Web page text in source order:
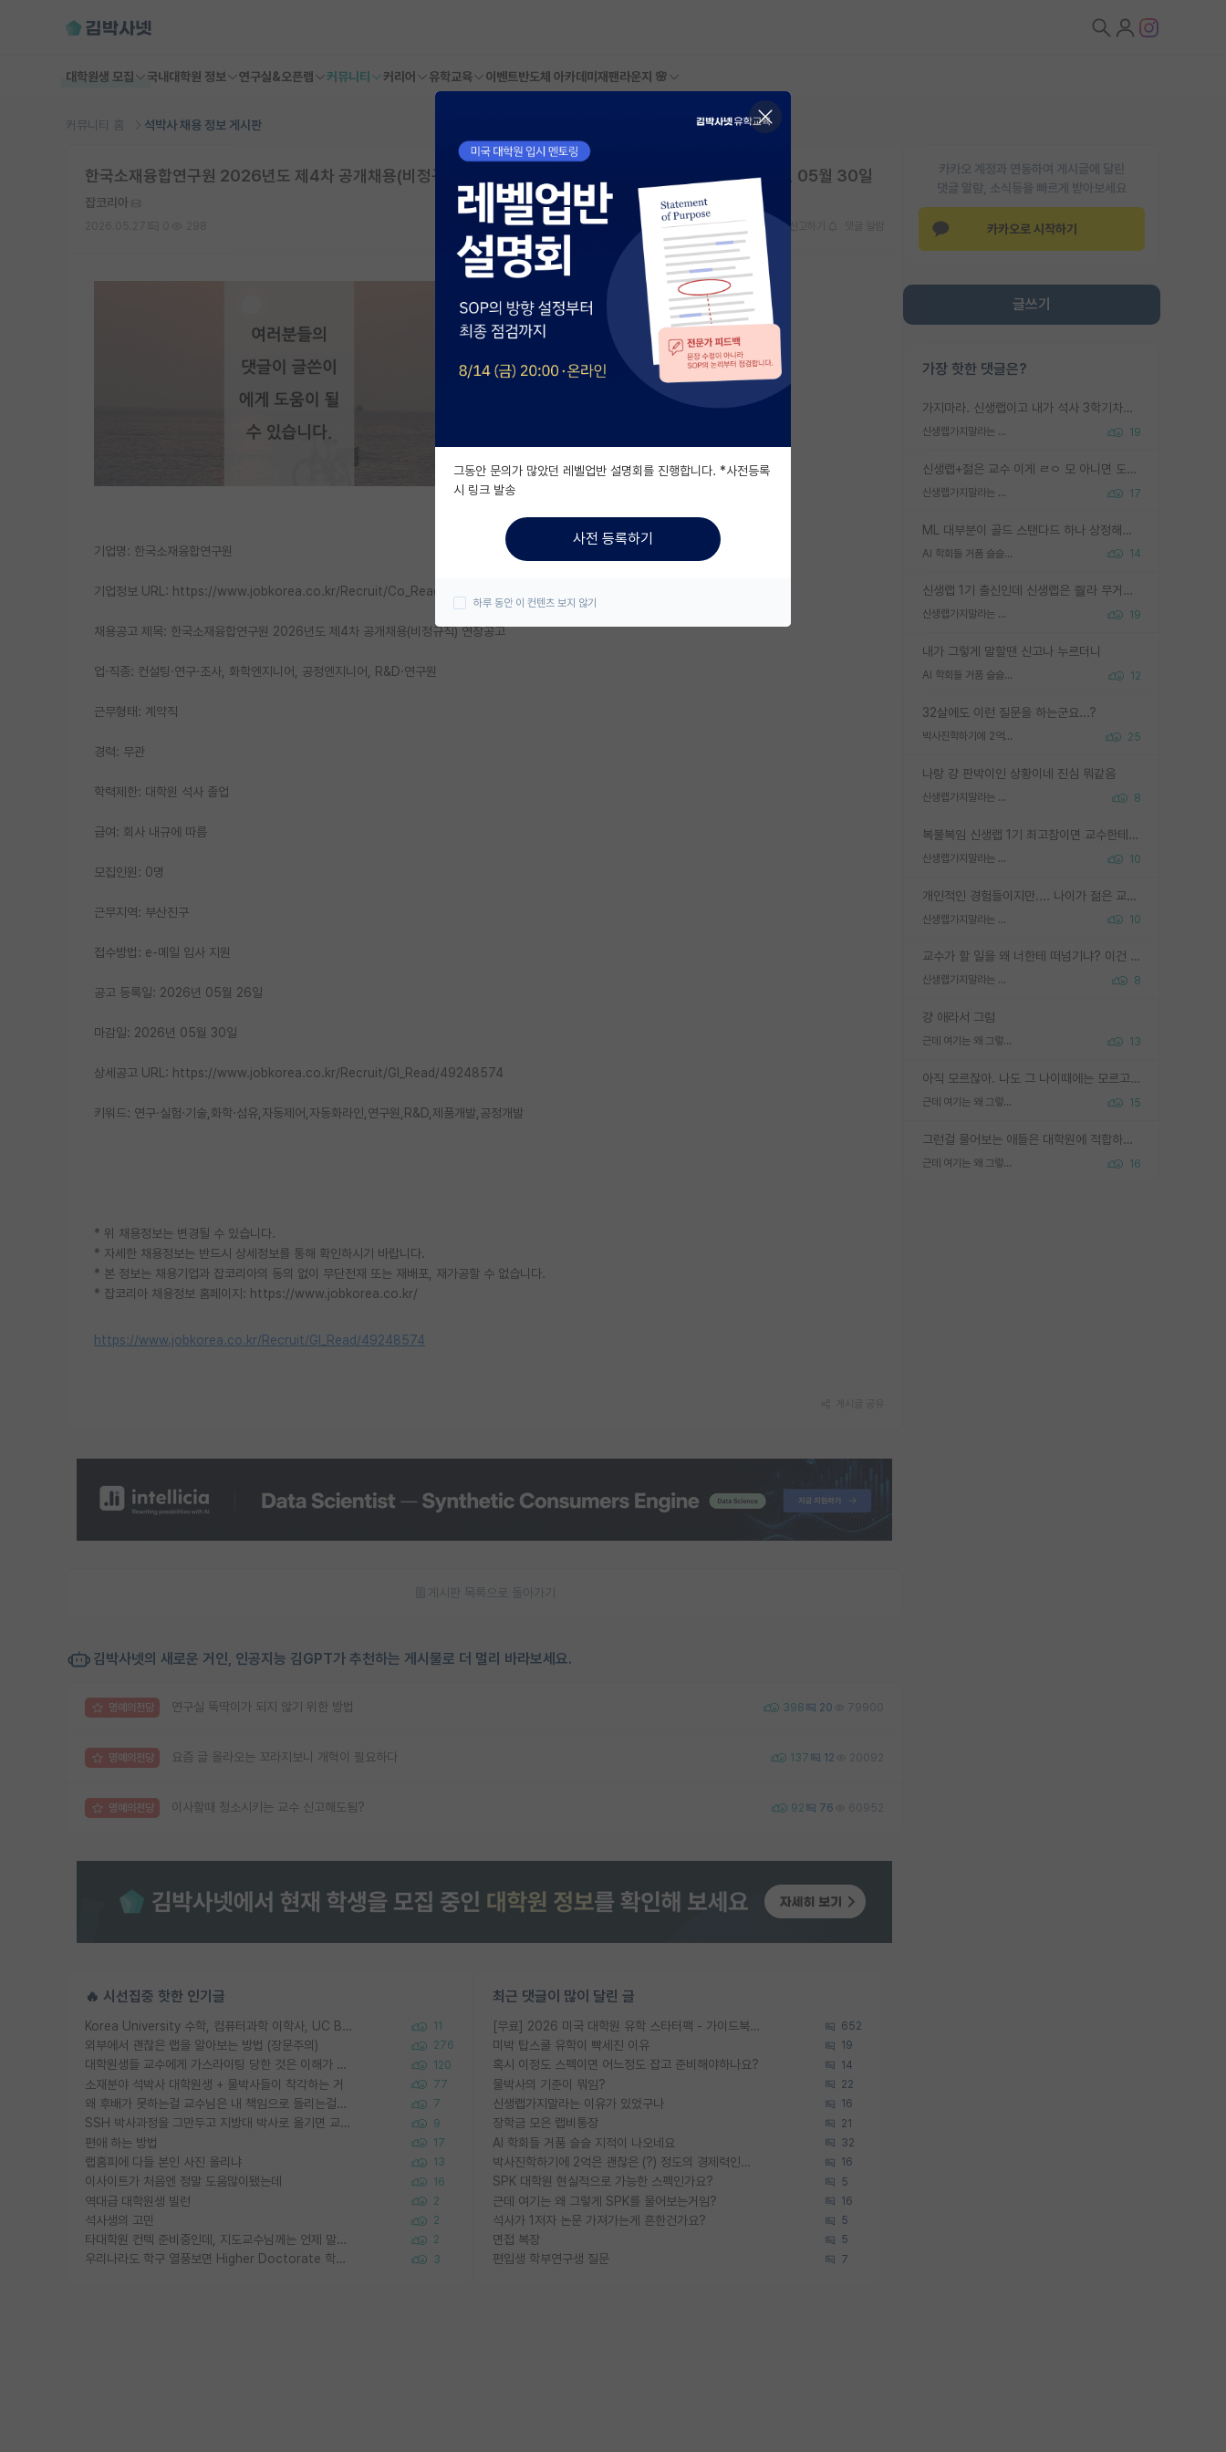
대학원생 모집 국내대학원 정보 연구실&오픈랩 커뮤니티 커리어 유학교육 이벤트반도체 아카데미 재팬라운지 🌸
커뮤니티 홈 석박사 채용 정보 게시판
카카오 계정과 연동하여 게시글에 달린
댓글 알람, 소식등을 빠르게 받아보세요
카카오로 시작하기
글쓰기
가장 핫한 댓글은?
가지마라. 신생랩이고 내가 석사 3학기차인데 최고참인데 나도 아무것도 모르는데 교수가 후배들 왜 논문 교육 안시키냐. 논문 왜 안 써오냐 닦달한다
신생랩가지말라는 이유가 있었구나 19
신생랩+젊은 교수 이게 ㄹㅇ 모 아니면 도인듯.
신생랩가지말라는 이유가 있었구나 17
ML 대부분이 골드 스탠다드 하나 상정해놓고 (벤치마크 데이터셋이 여러 개면 여러 개 상정) 그거 얼마나 잘 맞추나 싸움임 가끔 번뜩이는 설계 철학을 보여주는 논문들도 있지만 대부분 그거 성적 얼마나 더 올리느라에 혈안이 되어 있는 측면이 잇음
AI 학회들 거품 슬슬 지적이 나오네요 14
신생랩 1기 출신인데 신생랩은 줠라 무거운 바벨 같은거임. 들면 대박인데 못들면 깔려 죽음. 아무도 알려주지 않는 환경에서 자생해야하지만, 일단 살아남았다면 그 어떤 사람보다 악착같고 생존력 높은 사람으로 거듭날 수 있음
신생랩가지말라는 이유가 있었구나 19
내가 그렇게 말할땐 신고나 누르더니
AI 학회들 거품 슬슬 지적이 나오네요 12
32살에도 이런 질문을 하는군요...?
박사진학하기에 2억은 괜찮은 (?) 정도의 경제력인가요 25
나랑 걍 판박이인 상황이네 진심 뭐같음
신생랩가지말라는 이유가 있었구나 8
복불복임 신생랩 1기 최고참이면 교수한테 직접 지도받는 시간이 매우 많음 제대로 된 교수라면 말이지 그게 아니라면 그냥 넌 해방 불가능한 노예 1호에 감점쓰레기통이 되는거고
신생랩가지말라는 이유가 있었구나 10
개인적인 경험들이지만.... 나이가 젊은 교수일수록 꼰대라는 가면을 쓴 채로 무례함을 행동하는 경우가 거의 90% 정도였음. 나이가 어린데 다른 또래들과 달리 명예, 권력, 재력까지 얻었으니 세상 다 가진 기분이겠지. 오히러 나이 든 교수들이 행동과 말을 더 조심하시더라.
신생랩가지말라는 이유가 있었구나 10
교수가 할 일을 왜 너한테 떠넘기냐? 이건 교수가 제대로 잘 알지 못하는 경우일텐데...
신생랩가지말라는 이유가 있었구나 8
걍 애라서 그럼
근데 여기는 왜 그렇게 SPK를 물어보는거임? 13
아직 모르잖아. 나도 그 나이때에는 모르고 평가 받고 안심하고 싶었어.
근데 여기는 왜 그렇게 SPK를 물어보는거임? 15
그런걸 물어보는 애들은 대학원에 적합하지 않다
근데 여기는 왜 그렇게 SPK를 물어보는거임? 16
한국소재융합연구원 2026년도 제4차 공개채용(비정규직) 연장공고 | 한국소재융합연구원 | 마감일: 2026년 05월 30일
잡코리아
스크랩 신고하기
기업명: 한국소재융합연구원
기업정보 URL: https://www.jobkorea.co.kr/Recruit/Co_Read/C/footwear
채용공고 제목: 한국소재융합연구원 2026년도 제4차 공개채용(비정규직) 연장공고
업·직종: 컨설팅·연구·조사, 화학엔지니어, 공정엔지니어, R&D·연구원
근무형태: 계약직
경력: 무관
학력제한: 대학원 석사 졸업
급여: 회사 내규에 따름
모집인원: 0명
근무지역: 부산진구
접수방법: e-메일 입사 지원
공고 등록일: 2026년 05월 26일
마감일: 2026년 05월 30일
상세공고 URL: https://www.jobkorea.co.kr/Recruit/GI_Read/49248574
키워드: 연구·실험·기술,화학·섬유,자동제어,자동화라인,연구원,R&D,제품개발,공정개발
* 위 채용정보는 변경될 수 있습니다.
* 자세한 채용정보는 반드시 상세정보를 통해 확인하시기 바랍니다.
* 본 정보는 채용기업과 잡코리아의 동의 없이 무단전재 또는 재배포, 재가공할 수 없습니다.
* 잡코리아 채용정보 홈페이지: https://www.jobkorea.co.kr/
https://www.jobkorea.co.kr/Recruit/GI_Read/49248574
게시판 목록으로 돌아가기
김박사넷의 새로운 거인, 인공지능 김GPT가 추천하는 게시물로 더 멀리 바라보세요.
명예의전당 연구실 뚝딱이가 되지 않기 위한 방법 398 20 79900
명예의전당 요즘 글 올라오는 꼬라지보니 개혁이 필요하다 137 12 20092
명예의전당 이사할때 청소시키는 교수 신고해도됨? 92 76 60952
🔥 시선집중 핫한 인기글
Korea University 수학, 컴퓨터과학 이학사, UC Berkeley 산업공학 대학원 공학박사가 되는 것은 쉽지 않겠죠? 11
외부에서 괜찮은 랩을 알아보는 방법 (장문주의) 276
대학원생들 교수에게 가스라이팅 당한 것은 이해가 갑니다. 안타깝네요. 120
소재분야 석박사 대학원생 + 물박사들이 착각하는 거 77
왜 후배가 못하는걸 교수님은 내 책임으로 돌리는걸까요? 7
SSH 박사과정을 그만두고 지방대 박사로 옮기면 교수의 꿈은 끝일까요? 9
편애 하는 방법 17
랩홈피에 다들 본인 사진 올리냐 13
이사이트가 처음엔 정말 도움많이됐는데 16
역대급 대학원생 빌런 2
석사생의 고민 2
타대학원 컨텍 준비중인데, 지도교수님께는 언제 말씀드려야 할까요? 2
우리나라도 학구 열풍보면 Higher Doctorate 학위가 필요하다고 봅니다. 3
최근 댓글이 많이 달린 글
[무료] 2026 미국 대학원 유학 스타터팩 - 가이드북 & 합격자 컨택메일 템플릿 652
미박 탑스쿨 유학이 빡세진 이유 19
혹시 이정도 스펙이면 어느정도 잡고 준비해야하나요? 14
물박사의 기준이 뭐임? 22
신생랩가지말라는 이유가 있었구나 16
장학금 모은 랩비통장 21
AI 학회들 거품 슬슬 지적이 나오네요 32
박사진학하기에 2억은 괜찮은 (?) 정도의 경제력인가요 16
SPK 대학원 현실적으로 가능한 스펙인가요? 5
근데 여기는 왜 그렇게 SPK를 물어보는거임? 16
석사가 1저자 논문 가져가는게 흔한건가요? 5
면접 복장 5
편입생 학부연구생 질문 7
그동안 문의가 많았던 레벨업반 설명회를 진행합니다. *사전등록
시 링크 발송
사전 등록하기
하루 동안 이 컨텐츠 보지 않기